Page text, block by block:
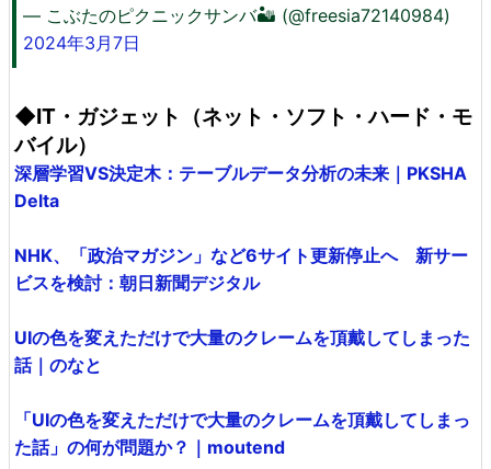
— こぶたのピクニックサンバ🏜 (@freesia72140984)
2024年3月7日
◆IT・ガジェット（ネット・ソフト・ハード・モ
バイル）
深層学習VS決定木：テーブルデータ分析の未来｜PKSHA
Delta
NHK、「政治マガジン」など6サイト更新停止へ 新サー
ビスを検討：朝日新聞デジタル
UIの色を変えただけで大量のクレームを頂戴してしまった
話｜のなと
「UIの色を変えただけで大量のクレームを頂戴してしまっ
た話」の何が問題か？｜moutend